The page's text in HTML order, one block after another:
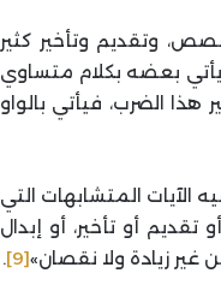
وتقديم وتأخير كثير
يأتي بعضه بكلام متساوي
الضرب، فيأتي بالواو
الآيات المتشابهات التي
أو تأخير، أو إبدال
غير زيادة ولا نقصان»[9]
.